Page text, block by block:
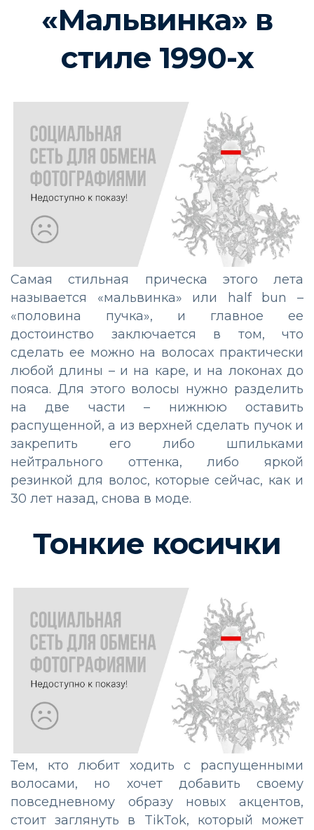
«Мальвинка» в
стиле 1990-х
Самая стильная прическа этого лета
называется «мальвинка» или half bun –
«половина пучка», и главное ее
достоинство заключается в том, что
сделать ее можно на волосах практически
любой длины – и на каре, и на локонах до
пояса. Для этого волосы нужно разделить
на две части – нижнюю оставить
распущенной, а из верхней сделать пучок и
закрепить его либо шпильками
нейтрального оттенка, либо яркой
резинкой для волос, которые сейчас, как и
30 лет назад, снова в моде.
Тонкие косички
Тем, кто любит ходить с распущенными
волосами, но хочет добавить своему
повседневному образу новых акцентов,
стоит заглянуть в TikTok, который может